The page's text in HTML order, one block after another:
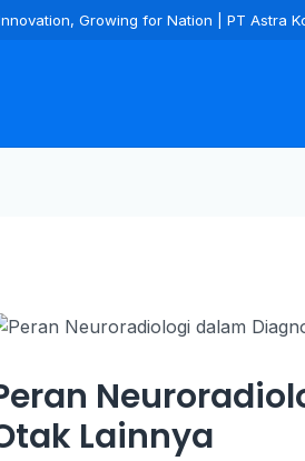
Growing for Nation | PT Astra
Lainnya